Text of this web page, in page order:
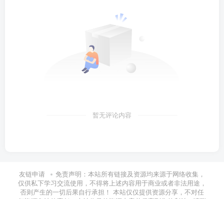
暂无评论内容
友链申请
免责声明：本站所有链接及资源均来源于网络收集，
仅供私下学习交流使用，不得将上述内容用于商业或者非法用途，
否则产生的一切后果自行承担！ 本站仅仅提供资源分享，不对任